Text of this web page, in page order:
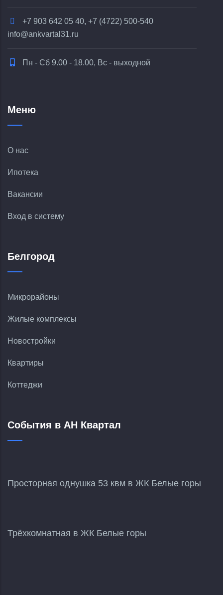
+7 903 642 05 40, +7 (4722) 500-540
info@ankvartal31.ru
Пн - Сб 9.00 - 18.00, Вс - выходной
Меню
О нас
Ипотека
Вакансии
Вход в систему
Белгород
Микрорайоны
Жилые комплексы
Новостройки
Квартиры
Коттеджи
События в АН Квартал
Просторная однушка 53 квм в ЖК Белые горы
Трёхкомнатная в ЖК Белые горы